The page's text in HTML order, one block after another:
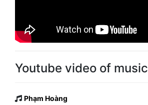
Youtube video of music
Phạm Hoàng